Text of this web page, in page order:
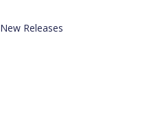
New Releases